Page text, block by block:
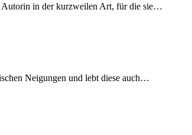
Autorin in der kurzweilen Art, für die sie…
Neigungen und lebt diese auch…